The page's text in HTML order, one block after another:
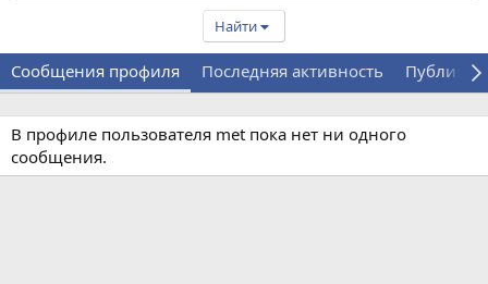
Найти
Сообщения профиля Последняя активность
В профиле пользователя met пока нет ни одного
сообщения.